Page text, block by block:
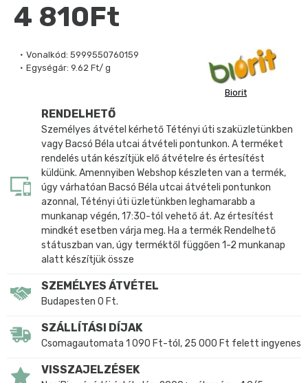
Vonalkód: 5999550760159
Egységár: 9.62 Ft/ g
Biorit
4 810Ft
RENDELHETŐ
Személyes átvétel kérhető Tétényi úti szaküzletünkben
vagy Bacsó Béla utcai átvételi pontunkon. A terméket
rendelés után készítjük elő átvételre és értesítést
küldünk. Amennyiben Webshop készleten van a termék,
úgy várhatóan Bacsó Béla utcai átvételi pontunkon
azonnal, Tétényi úti üzletünkben leghamarabb a
munkanap végén, 17:30-tól vehető át. Az értesítést
mindkét esetben várja meg. Ha a termék Rendelhető
státuszban van, úgy terméktől függően 1-2 munkanap
alatt készítjük össze
SZEMÉLYES ÁTVÉTEL
Budapesten 0 Ft.
SZÁLLÍTÁSI DÍJAK
Csomagautomata 1 090 Ft-tól, 25 000 Ft felett ingyenes
VISSZAJELZÉSEK